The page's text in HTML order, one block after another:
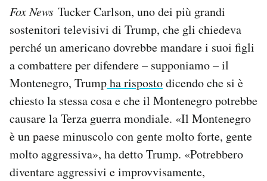
Fox News Tucker Carlson, uno dei più grandi
sostenitori televisivi di Trump, che gli chiedeva
perché un americano dovrebbe mandare i suoi figli
a combattere per difendere – supponiamo – il
Montenegro, Trumpha rispostodicendo che si è
chiesto la stessa cosa e che il Montenegro potrebbe
causare la Terza guerra mondiale. «Il Montenegro
è un paese minuscolo con gente molto forte, gente
molto aggressiva», ha detto Trump. «Potrebbero
diventare aggressivi e improvvisamente,